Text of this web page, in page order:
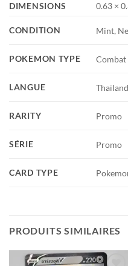
DIMENSIONS
0.63 ×
CONDITION Mint,
POKEMON TYPE Combat
LANGUE
RARITY Promo
SÉRIE Promo
CARD TYPE
PRODUITS SIMILAIRES